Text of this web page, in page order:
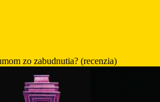
zo zabudnutia? (recenzia)